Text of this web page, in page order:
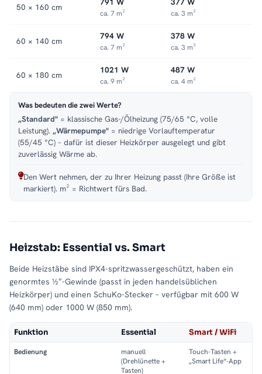
50 × 160 cm
ca. 7 m² ca. 3 m²
60 × 140 cm 794 W
ca. 7 m²
378 W
ca. 3 m²
60 × 180 cm 1021 W
ca. 9 m²
487 W
ca. 4 m²
Was bedeuten die zwei Werte?
„Standard" = klassische Gas-/Ölheizung (75/65 °C, volle
Leistung). „Wärmepumpe" = niedrige Vorlauftemperatur
(55/45 °C) – dafür ist dieser Heizkörper ausgelegt und gibt
zuverlässig Wärme ab.
Den Wert nehmen, der zu Ihrer Heizung passt (Ihre Größe ist
markiert). m² = Richtwert fürs Bad.
Heizstab: Essential vs. Smart
Beide Heizstäbe sind IPX4-spritzwassergeschützt, haben ein
genormtes ½″-Gewinde (passt in jeden handelsüblichen
Heizkörper) und einen SchuKo-Stecker – verfügbar mit 600 W
(640 mm) oder 1000 W (850 mm).
Funktion Essential Smart / WiFi
Bedienung
manuell
(Drehlünette +
Tasten)
Touch-Tasten +
„Smart Life“-App